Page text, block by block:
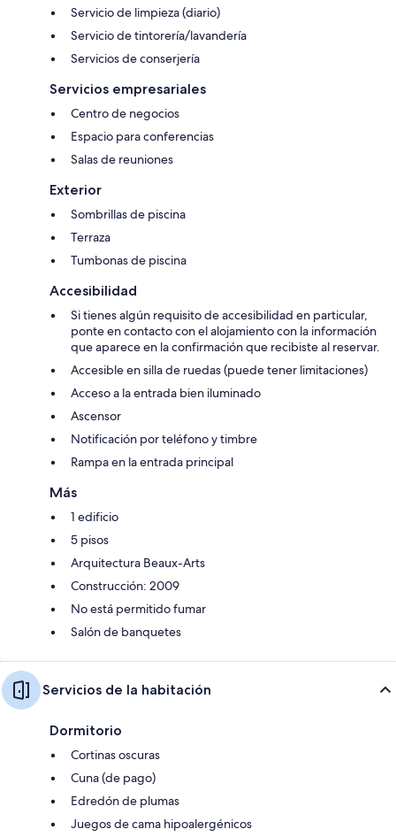
Servicio de limpieza (diario)
Servicio de tintorería/lavandería
Servicios de conserjería
Servicios empresariales
Centro de negocios
Espacio para conferencias
Salas de reuniones
Exterior
Sombrillas de piscina
Terraza
Tumbonas de piscina
Accesibilidad
Si tienes algún requisito de accesibilidad en particular,
ponte en contacto con el alojamiento con la información
que aparece en la confirmación que recibiste al reservar.
Accesible en silla de ruedas (puede tener limitaciones)
Acceso a la entrada bien iluminado
Ascensor
Notificación por teléfono y timbre
Rampa en la entrada principal
Más
1 edificio
5 pisos
Arquitectura Beaux-Arts
Construcción: 2009
No está permitido fumar
Salón de banquetes
Servicios de la habitación
Dormitorio
Cortinas oscuras
Cuna (de pago)
Edredón de plumas
Juegos de cama hipoalergénicos